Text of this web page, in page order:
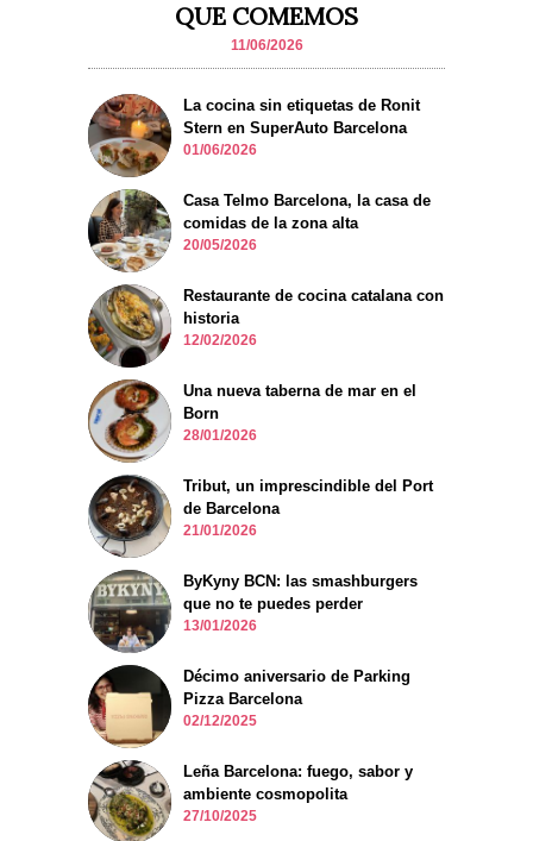
QUE COMEMOS
11/06/2026
La cocina sin etiquetas de Ronit
Stern en SuperAuto Barcelona
01/06/2026
Casa Telmo Barcelona, la casa de
comidas de la zona alta
20/05/2026
Restaurante de cocina catalana con
historia
12/02/2026
Una nueva taberna de mar en el
Born
28/01/2026
Tribut, un imprescindible del Port
de Barcelona
21/01/2026
ByKyny BCN: las smashburgers
que no te puedes perder
13/01/2026
Décimo aniversario de Parking
Pizza Barcelona
02/12/2025
Leña Barcelona: fuego, sabor y
ambiente cosmopolita
27/10/2025